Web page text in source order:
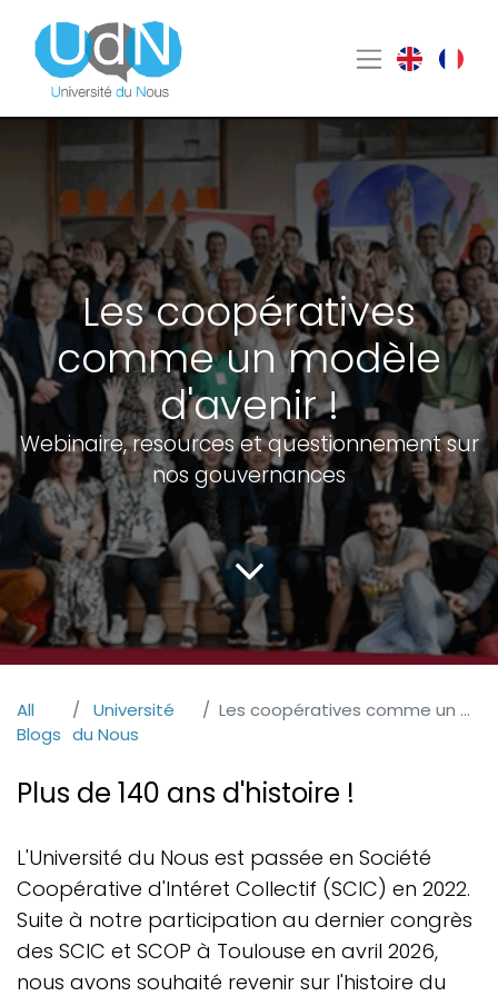
Les coopératives
comme un modèle
d'avenir !
Webinaire, resources et questionnement sur
nos gouvernances
All
Blogs
Université
du Nous
Les coopératives comme un modèle d'avenir !
Plus de 140 ans d'histoire !
L'Université du Nous est passée en Société
Coopérative d'Intéret Collectif (SCIC) en 2022.
Suite à notre participation au dernier congrès
des SCIC et SCOP à Toulouse en avril 2026,
nous avons souhaité revenir sur l'histoire du